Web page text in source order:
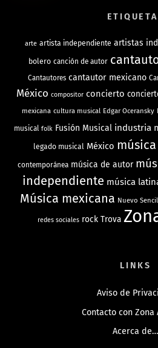
arte artista independiente artistas
bolero canción de autor
Cantautores cantautor mexicano
México compositor concierto
mexicana cultura musical Edgar Oceransky
musical folk Fusión Musical industria
legado musical México música
contemporánea música de autor
independiente música
Música mexicana Nuevo
redes sociales rock Trova
LINKS
Aviso de
Contacto con Zona
Acerca de…